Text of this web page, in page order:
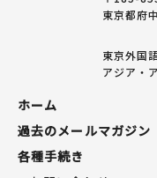
東京都府
東京外国
アジア・
ホーム
過去のメールマガジン
各種手続き